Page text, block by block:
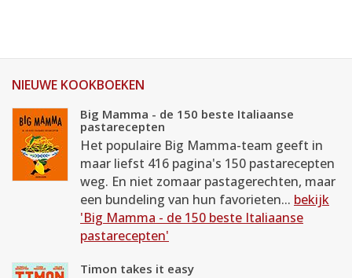
NIEUWE KOOKBOEKEN
Big Mamma - de 150 beste Italiaanse
pastarecepten
Het populaire Big Mamma-team geeft in
maar liefst 416 pagina's 150 pastarecepten
weg. En niet zomaar pastagerechten, maar
een bundeling van hun favorieten... bekijk
'Big Mamma - de 150 beste Italiaanse
pastarecepten'
Timon takes it easy